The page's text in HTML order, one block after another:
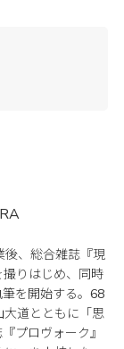
後、総合雑誌『現
りはじめ、同時
を開始する。68
道とともに「思
プロヴォーク』